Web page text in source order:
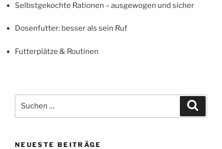
Selbstgekochte Rationen – ausgewogen und sicher
Dosenfutter: besser als sein Ruf
Futterplätze & Routinen
nach:
NEUESTE BEITRÄGE